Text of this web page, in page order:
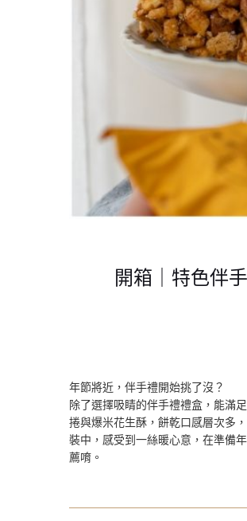
開箱｜特色伴
年節將近，伴手禮開始挑了沒？
除了選擇吸睛的伴手禮禮盒，能滿
捲與爆米花生酥，餅乾口感層次多
裝中，感受到一絲暖心意，在準備
薦唷。